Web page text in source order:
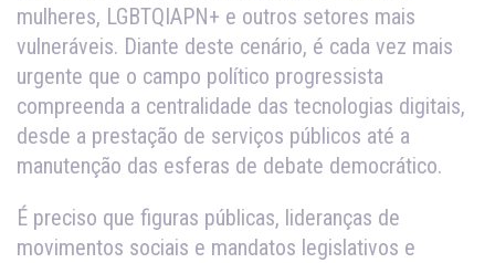
mulheres, LGBTQIAPN+ e outros setores mais
vulneráveis. Diante deste cenário, é cada vez mais
urgente que o campo político progressista
compreenda a centralidade das tecnologias digitais,
desde a prestação de serviços públicos até a
manutenção das esferas de debate democrático.
É preciso que figuras públicas, lideranças de
movimentos sociais e mandatos legislativos e